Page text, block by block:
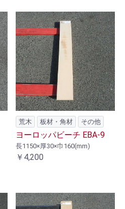
荒木 板材・角材 その他
ヨーロッパビーチ EBA-9
長1150×厚30×巾160(mm)
￥4,200